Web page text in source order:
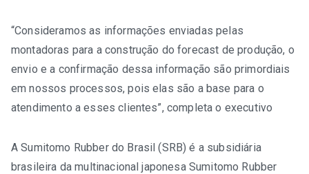
“Consideramos as informações enviadas pelas
montadoras para a construção do forecast de produção, o
envio e a confirmação dessa informação são primordiais
em nossos processos, pois elas são a base para o
atendimento a esses clientes”, completa o executivo
A Sumitomo Rubber do Brasil (SRB) é a subsidiária
brasileira da multinacional japonesa Sumitomo Rubber